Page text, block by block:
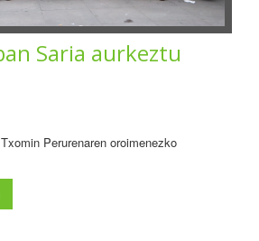
Saria aurkeztu
Perurenaren oroimenezko